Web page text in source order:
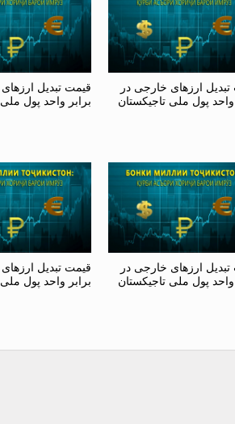
ارزهای خارجی در
واحد پول ملی تاجیکستان
قیمت تبدیل
برابر واحد پول
ارزهای خارجی در
واحد پول ملی تاجیکستان
قیمت تبدیل
برابر واحد پول